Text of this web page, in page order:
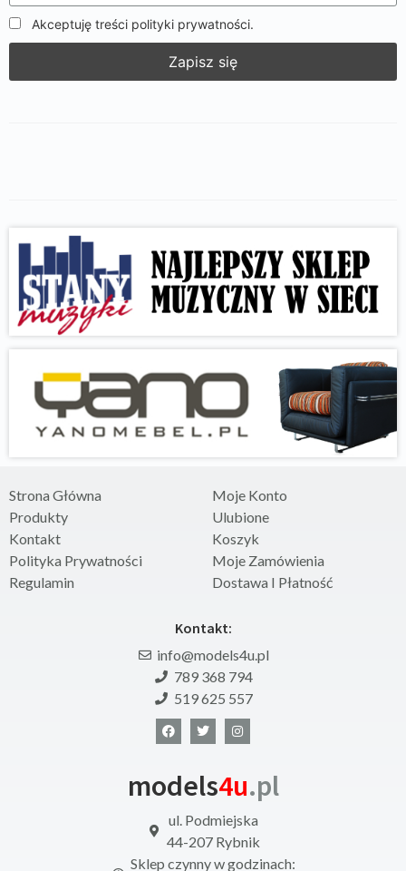
Akceptuję treści polityki prywatności.
Strona Główna
Produkty
Kontakt
Polityka Prywatności
Regulamin
Moje Konto
Ulubione
Koszyk
Moje Zamówienia
Dostawa I Płatność
Kontakt:
info@models4u.pl
789 368 794
519 625 557
models4u.pl
ul. Podmiejska
44-207 Rybnik
Sklep czynny w godzinach: